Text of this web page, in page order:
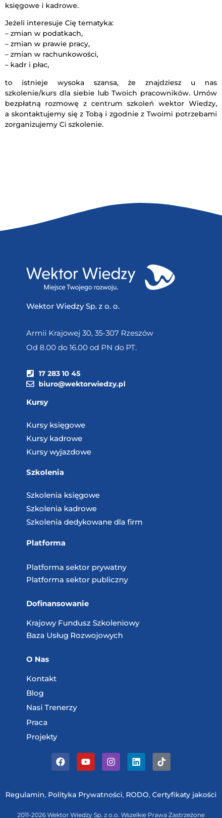
księgowe i kadrowe.
Jeżeli interesuje Cię tematyka:
– zmian w podatkach,
– zmian w prawie pracy,
– zmian w rachunkowości,
– kadr i płac,
to istnieje wysoka szansa, że znajdziesz u nas
szkolenie/kurs dla siebie lub Twoich pracowników. Umów
bezpłatną rozmowę z centrum szkoleń wektor Wiedzy,
a skontaktujemy się z Tobą i zgodnie z Twoimi potrzebami
zorganizujemy Ci szkolenie.
Wektor Wiedzy Sp. z o. o.
Armii Krajowej 30, 35-307 Rzeszów
Od 8.00 do 16.00 od PN do PT.
17 283 10 45
biuro@wektorwiedzy.pl
Kursy
Kursy księgowe
Kursy kadrowe
Kursy wyjazdowe
Szkolenia
Szkolenia księgowe
Szkolenia kadrowe
Szkolenia dedykowane dla firm
Platforma
Platforma sektor prywatny
Platforma sektor publiczny
Dofinansowanie
Krajowy Fundusz Szkoleniowy
Baza Usług Rozwojowych
O Nas
Kontakt
Blog
Nasi Trenerzy
Praca
Projekty
Regulamin, Polityka Prywatności, RODO, Certyfikaty jakości
2011-2026 Wektor Wiedzy Sp. z o.o. Wszelkie Prawa Zastrzeżone